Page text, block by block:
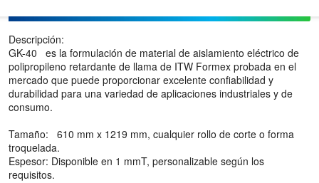
entrega (días)
Descripción:
GK-40 es la formulación de material de aislamiento eléctrico de
polipropileno retardante de llama de ITW Formex probada en el
mercado que puede proporcionar excelente confiabilidad y
durabilidad para una variedad de aplicaciones industriales y de
consumo.
Tamaño: 610 mm x 1219 mm, cualquier rollo de corte o forma
troquelada.
Espesor: Disponible en 1 mmT, personalizable según los
requisitos.